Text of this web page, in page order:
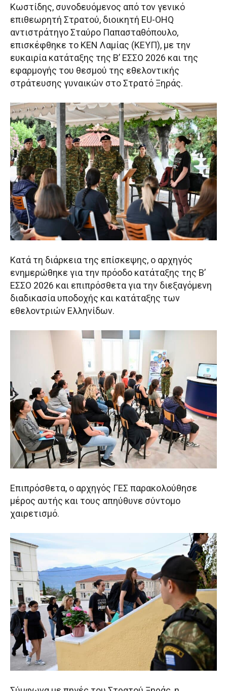
Κωστίδης, συνοδευόμενος από τον γενικό
επιθεωρητή Στρατού, διοικητή EU-OHQ
αντιστράτηγο Σταύρο Παπασταθόπουλο,
επισκέφθηκε το ΚΕΝ Λαμίας (ΚΕΥΠ), με την
ευκαιρία κατάταξης της Β’ ΕΣΣΟ 2026 και της
εφαρμογής του θεσμού της εθελοντικής
στράτευσης γυναικών στο Στρατό Ξηράς.
Κατά τη διάρκεια της επίσκεψης, ο αρχηγός
ενημερώθηκε για την πρόοδο κατάταξης της Β’
ΕΣΣΟ 2026 και επιπρόσθετα για την διεξαγόμενη
διαδικασία υποδοχής και κατάταξης των
εθελοντριών Ελληνίδων.
Επιπρόσθετα, ο αρχηγός ΓΕΣ παρακολούθησε
μέρος αυτής και τους απηύθυνε σύντομο
χαιρετισμό.